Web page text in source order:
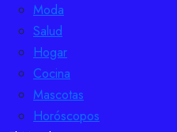
Moda
Salud
Hogar
Cocina
Mascotas
Horóscopos